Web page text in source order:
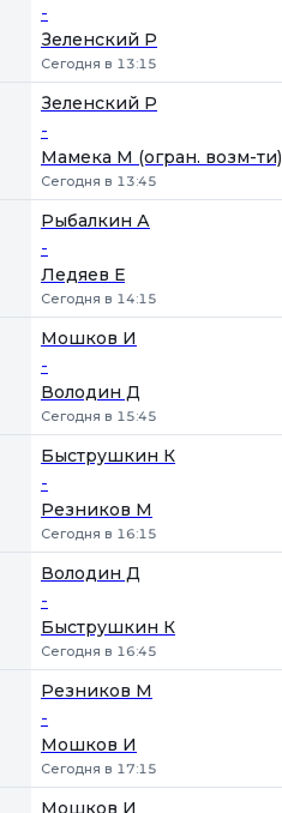
-
Зеленский Р
Сегодня в 13:15
Зеленский Р
-
Мамека М (огран. возм-ти)
Сегодня в 13:45
Рыбалкин А
-
Ледяев Е
Сегодня в 14:15
Мошков И
-
Володин Д
Сегодня в 15:45
Быструшкин К
-
Резников М
Сегодня в 16:15
Володин Д
-
Быструшкин К
Сегодня в 16:45
Резников М
-
Мошков И
Сегодня в 17:15
Мошков И